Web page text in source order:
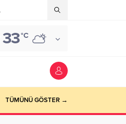
33°C
TÜMÜNÜ GÖSTER →